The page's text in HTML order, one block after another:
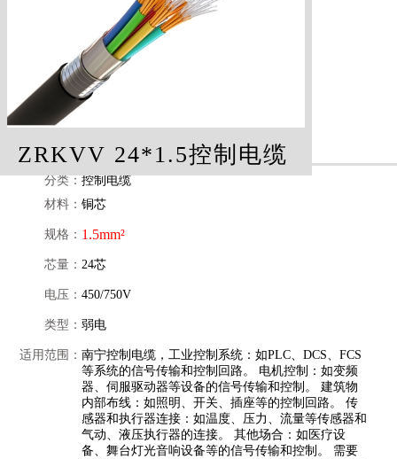
ZRKVV 24*1.5控制电缆
分类：控制电缆
材料：铜芯
规格： 1.5mm²
芯量：24芯
电压：450/750V
类型：弱电
适用范围：南宁控制电缆，工业控制系统：如PLC、DCS、FCS
等系统的信号传输和控制回路。 电机控制：如变频
器、伺服驱动器等设备的信号传输和控制。 建筑物
内部布线：如照明、开关、插座等的控制回路。 传
感器和执行器连接：如温度、压力、流量等传感器和
气动、液压执行器的连接。 其他场合：如医疗设
备、舞台灯光音响设备等的信号传输和控制。 需要